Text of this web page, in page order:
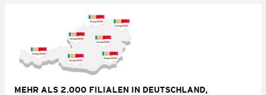
MEHR ALS 2.000 FILIALEN IN DEUTSCHLAND,